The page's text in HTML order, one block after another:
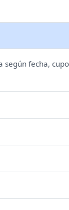
fecha,